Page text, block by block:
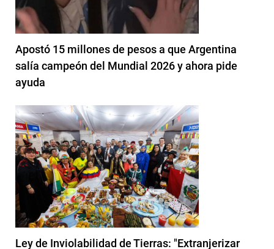
Apostó 15 millones de pesos a que Argentina
salía campeón del Mundial 2026 y ahora pide
ayuda
Ley de Inviolabilidad de Tierras: "Extranjerizar